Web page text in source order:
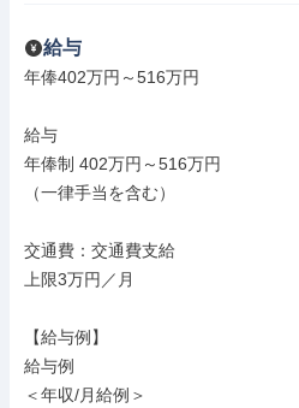
給与
年俸402万円～516万円
給与
年俸制 402万円～516万円
（一律手当を含む）
交通費：交通費支給
上限3万円／月
【給与例】
給与例
＜年収/月給例＞